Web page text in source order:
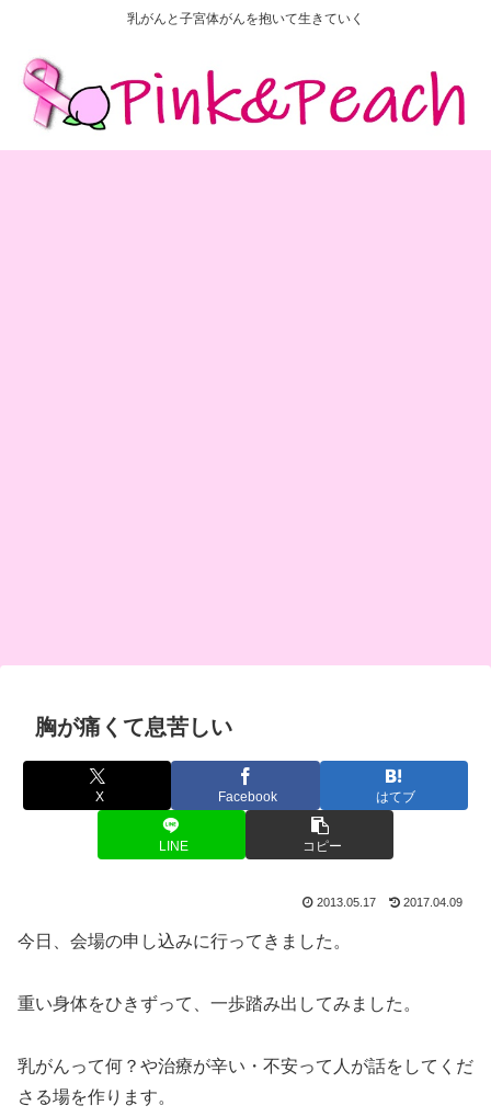
乳がんと子宮体がんを抱いて生きていく
胸が痛くて息苦しい
X Facebook はてブ
LINE コピー
2013.05.17 2017.04.09
今日、会場の申し込みに行ってきました。
重い身体をひきずって、一歩踏み出してみました。
乳がんって何？や治療が辛い・不安って人が話をしてくだ
さる場を作ります。